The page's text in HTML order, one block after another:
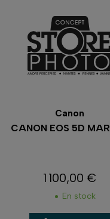
Canon
CANON EOS 5D
Prix
1 100,00 €
En stock